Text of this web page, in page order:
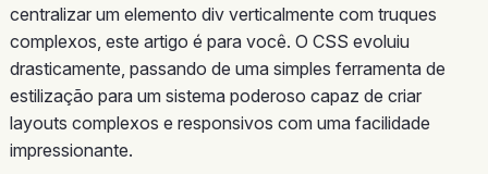
centralizar um elemento div verticalmente com truques
complexos, este artigo é para você. O CSS evoluiu
drasticamente, passando de uma simples ferramenta de
estilização para um sistema poderoso capaz de criar
layouts complexos e responsivos com uma facilidade
impressionante.